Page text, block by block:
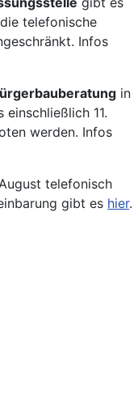
telefonische
Infos
in
11.
werden. Infos
telefonisch
gibt es hier.